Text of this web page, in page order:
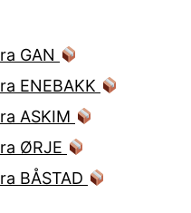
GAN
ENEBAKK
ASKIM
ØRJE
BÅSTAD